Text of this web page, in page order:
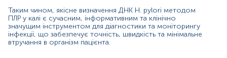
Причини підвищення рівня показників
Активна інфекція H. pylori з високим бактеріальним
навантаженням.
Таким чином, якісне визначення ДНК H. pylori методом
ПЛР у калі є сучасним, інформативним та клінічно
значущим інструментом для діагностики та моніторингу
інфекції, що забезпечує точність, швидкість та мінімальне
втручання в організм пацієнта.